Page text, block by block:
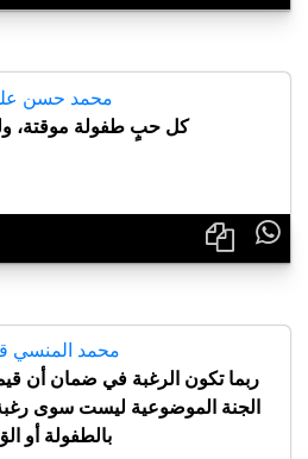
محمد حسن
كل حبٍ طفولة موقتة،

محمد المنسي
ربما تكون الرغبة في ضمان أن
الجنة الموضوعية ليست سوى رغبة
بالطفولة أو